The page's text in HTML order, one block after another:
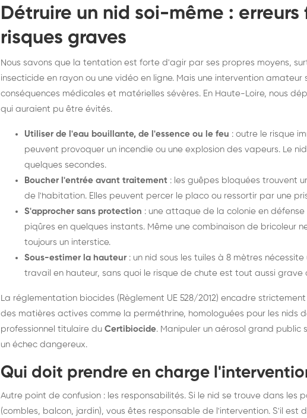
Détruire un nid soi-même :
risques graves
Nous savons que la tentation est forte d'agir par ses propres moyens,
insecticide en rayon ou une vidéo en ligne. Mais une intervention
conséquences médicales et matérielles sévères. En Haute-Loire, nous
qui auraient pu être évités.
Utiliser de l'eau bouillante, de l'essence ou le feu : outre le risque
peuvent provoquer un incendie ou une explosion des vapeurs. Le
quelques secondes.
Boucher l'entrée avant traitement : les guêpes bloquées trouvent
de l'habitation. Elles peuvent percer le placo ou ressortir par une
S'approcher sans protection : une attaque de la colonie en
piqûres en quelques instants. Même une combinaison de bricoleur
toujours un interstice.
Sous-estimer la hauteur : un nid sous les tuiles à 8 mètres
travail en hauteur, sans quoi le risque de chute est tout aussi grave
La réglementation biocides (Règlement UE 528/2012) encadre
des matières actives comme la perméthrine, homologuées pour les nids
professionnel titulaire du Certibiocide. Manipuler un aérosol grand
un échec dangereux.
Qui doit prendre en charge
Autre point de confusion : les responsabilités. Si le nid se trouve dans
(combles, balcon, jardin), vous êtes responsable de l'intervention. S'il est